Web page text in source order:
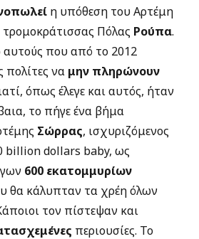
η υπόθεση του Αρτέμη
τρομοκράτισσας Πόλας Ρούπα.
που από το 2012
πολίτες να μην πληρώνουν
όπως έλεγε και αυτός, ήταν
το πήγε ένα βήμα
Σώρρας, ισχυριζόμενος
billion dollars baby, ως
600 εκατομμυρίων
θα κάλυπταν τα χρέη όλων
τον πίστεψαν και
περιουσίες. Το